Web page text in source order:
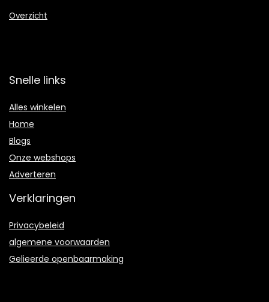
Overzicht
Snelle links
Alles winkelen
Home
Blogs
Onze webshops
Adverteren
Verklaringen
Privacybeleid
algemene voorwaarden
Gelieerde openbaarmaking